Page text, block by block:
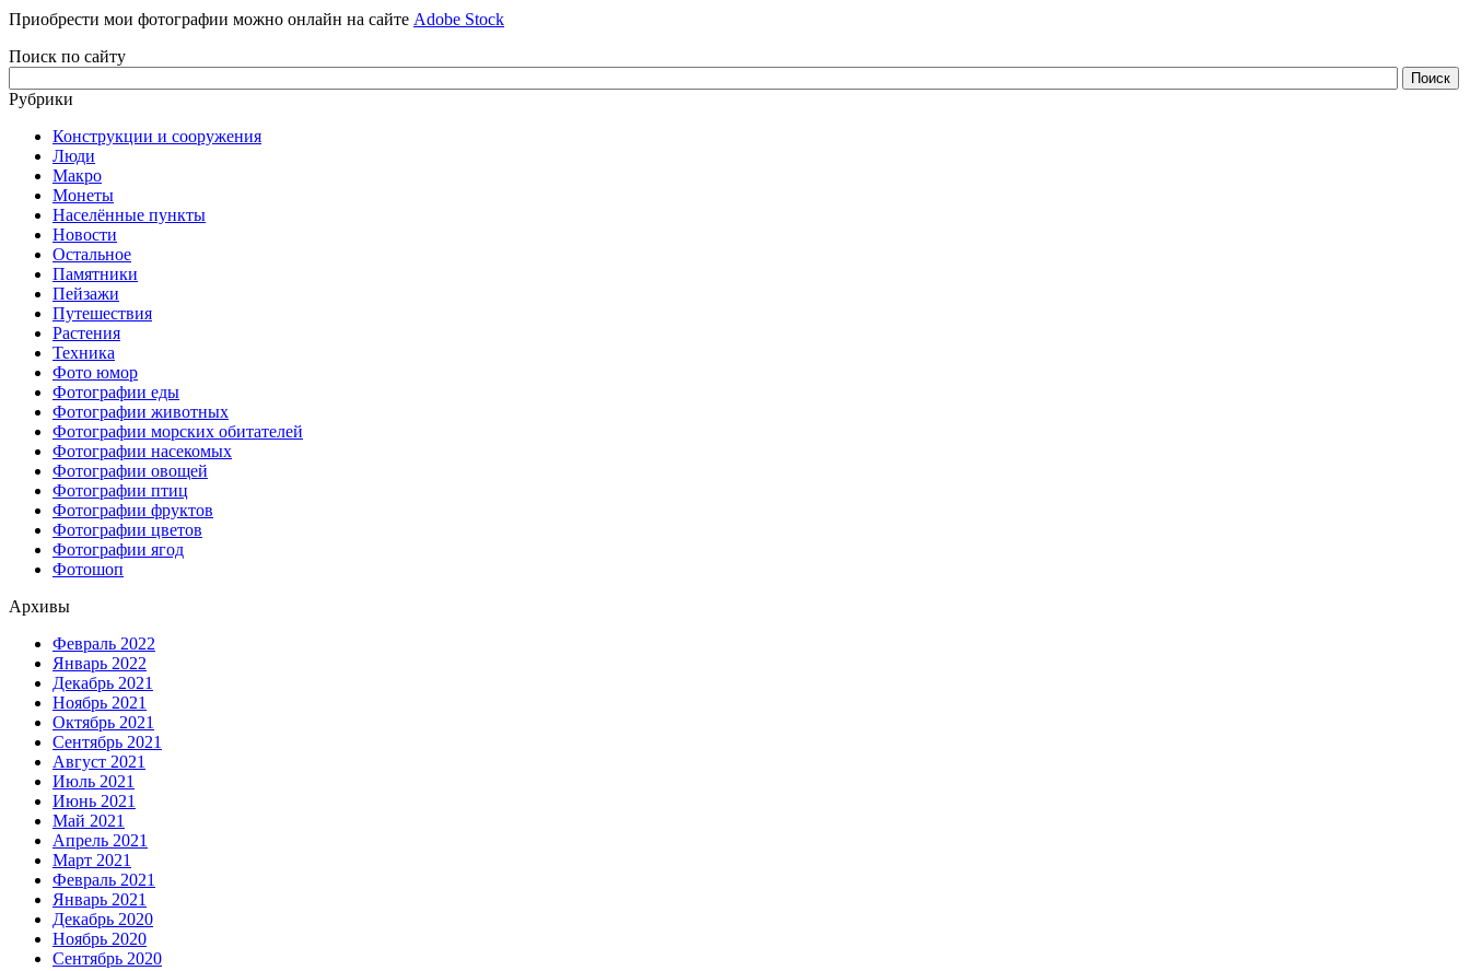
Приобрести мои фотографии можно онлайн на сайте Adobe Stock
Поиск по сайту
Рубрики
Конструкции и сооружения
Люди
Макро
Монеты
Населённые пункты
Новости
Остальное
Памятники
Пейзажи
Путешествия
Растения
Техника
Фото юмор
Фотографии еды
Фотографии животных
Фотографии морских обитателей
Фотографии насекомых
Фотографии овощей
Фотографии птиц
Фотографии фруктов
Фотографии цветов
Фотографии ягод
Фотошоп
Архивы
Февраль 2022
Январь 2022
Декабрь 2021
Ноябрь 2021
Октябрь 2021
Сентябрь 2021
Август 2021
Июль 2021
Июнь 2021
Май 2021
Апрель 2021
Март 2021
Февраль 2021
Январь 2021
Декабрь 2020
Ноябрь 2020
Сентябрь 2020